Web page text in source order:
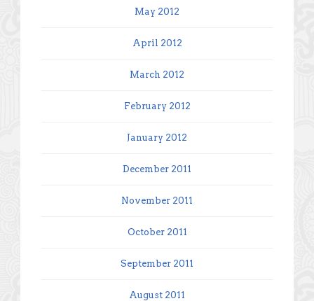
May 2012
April 2012
March 2012
February 2012
January 2012
December 2011
November 2011
October 2011
September 2011
August 2011